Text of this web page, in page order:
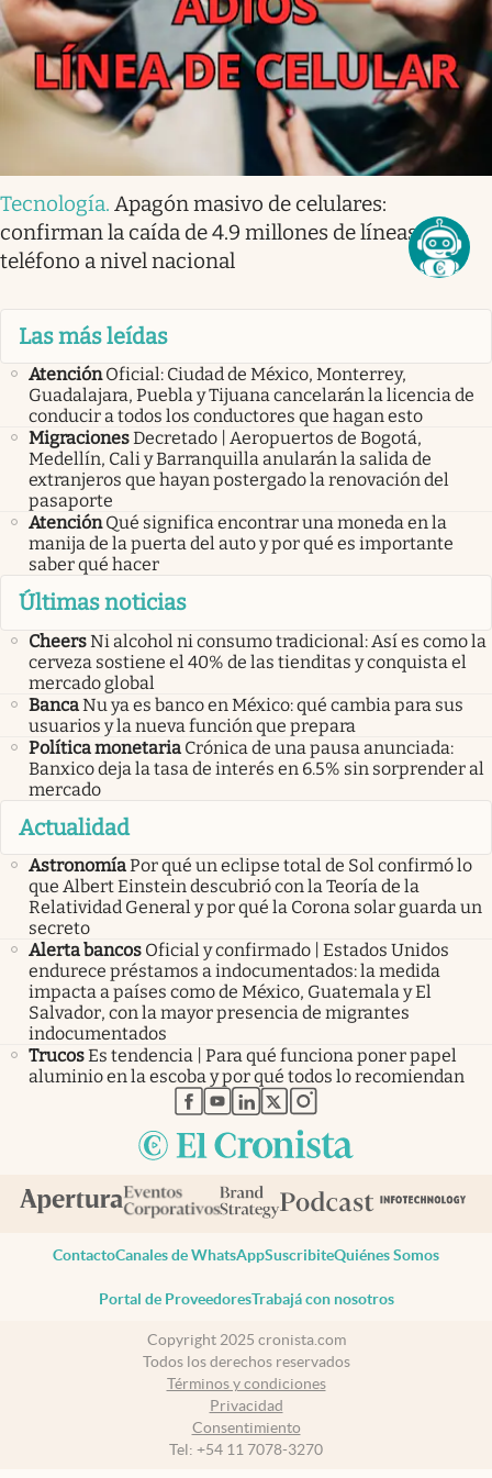
Tecnología. Apagón masivo de celulares:
confirman la caída de 4.9 millones de líneas de
teléfono a nivel nacional
Las más leídas
Atención Oficial: Ciudad de México, Monterrey,
Guadalajara, Puebla y Tijuana cancelarán la licencia de
conducir a todos los conductores que hagan esto
MigracionesDecretado | Aeropuertos de Bogotá,
Medellín, Cali y Barranquilla anularán la salida de
extranjeros que hayan postergado la renovación del
pasaporte
Atención Qué significa encontrar una moneda en la
manija de la puerta del auto y por qué es importante
saber qué hacer
Últimas noticias
CheersNi alcohol ni consumo tradicional: Así es como la
cerveza sostiene el 40% de las tienditas y conquista el
mercado global
BancaNu ya es banco en México: qué cambia para sus
usuarios y la nueva función que prepara
Política monetaria Crónica de una pausa anunciada:
Banxico deja la tasa de interés en 6.5% sin sorprender al
mercado
Actualidad
AstronomíaPor qué un eclipse total de Sol confirmó lo
que Albert Einstein descubrió con la Teoría de la
Relatividad General y por qué la Corona solar guarda un
secreto
Alerta bancos Oficial y confirmado | Estados Unidos
endurece préstamos a indocumentados: la medida
impacta a países como de México, Guatemala y El
Salvador, con la mayor presencia de migrantes
indocumentados
TrucosEs tendencia | Para qué funciona poner papel
aluminio en la escoba y por qué todos lo recomiendan
abre en nueva pestaña
abre en nueva pestaña
abre en nueva pestaña
abre en nueva pestaña
abre en nueva pestaña
ContactoCanales de WhatsAppSuscribiteQuiénes Somos
Portal de ProveedoresTrabajá con nosotros
Copyright 2025 cronista.com
Todos los derechos reservados
Términos y condiciones
Privacidad
Consentimiento
Tel: +54 11 7078-3270